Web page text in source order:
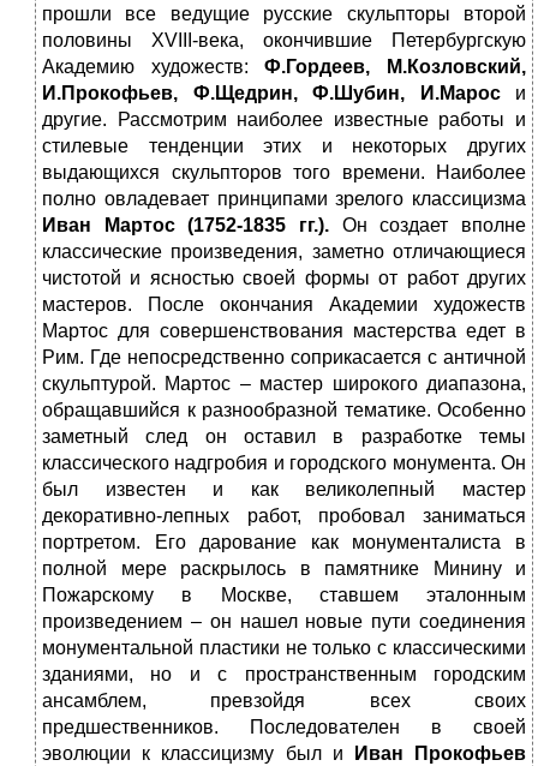
прошли все ведущие русские скульпторы второй
половины XVIII-века, окончившие Петербургскую
Академию художеств:Ф.Гордеев, М.Козловский,
И.Прокофьев, Ф.Щедрин, Ф.Шубин, И.Мароси
другие. Рассмотрим наиболее известные работы и
стилевые тенденции этих и некоторых других
выдающихся скульпторов того времени. Наиболее
полно овладевает принципами зрелого классицизма
Иван Мартос (1752-1835 гг.). Он создает вполне
классические произведения, заметно отличающиеся
чистотой и ясностью своей формы от работ других
мастеров. После окончания Академии художеств
Мартос для совершенствования мастерства едет в
Рим. Где непосредственно соприкасается с античной
скульптурой. Мартос – мастер широкого диапазона,
обращавшийся к разнообразной тематике. Особенно
заметный след он оставил в разработке темы
классического надгробия и городского монумента. Он
был известен и как великолепный мастер
декоративно-лепных работ, пробовал заниматься
портретом. Его дарование как монументалиста в
полной мере раскрылось в памятнике Минину и
Пожарскому в Москве, ставшем эталонным
произведением – он нашел новые пути соединения
монументальной пластики не только с классическими
зданиями, но и с пространственным городским
ансамблем, превзойдя всех своих
предшественников. Последователен в своей
эволюции к классицизму был и
Иван Прокофьев